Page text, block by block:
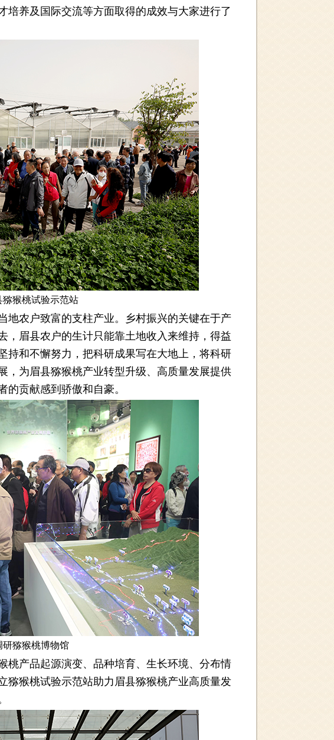
培养及国际交流等方面取得的成效与大家进行了
猕猴桃试验示范站
农户致富的支柱产业。乡村振兴的关键在于产
，眉县农户的生计只能靠土地收入来维持，得益
持和不懈努力，把科研成果写在大地上，将科研
，为眉县猕猴桃产业转型升级、高质量发展提供
的贡献感到骄傲和自豪。
研猕猴桃博物馆
产品起源演变、品种培育、生长环境、分布情
猕猴桃试验示范站助力眉县猕猴桃产业高质量发